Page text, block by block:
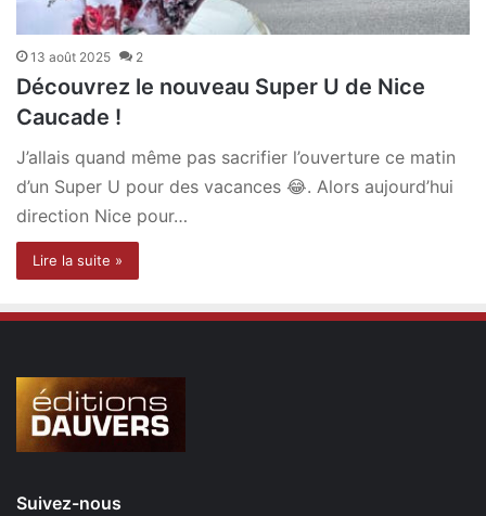
13 août 2025 2
Découvrez le nouveau Super U de Nice
Caucade !
J’allais quand même pas sacrifier l’ouverture ce matin
d’un Super U pour des vacances 😂. Alors aujourd’hui
direction Nice pour…
Lire la suite »
Suivez-nous